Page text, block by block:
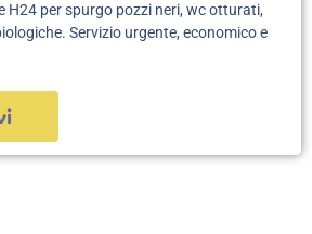
H24 per spurgo pozzi neri, wc otturati,
Servizio urgente, economico e